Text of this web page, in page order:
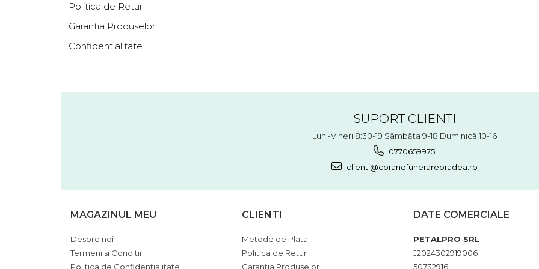
Politica de Retur
Garantia Produselor
Confidentialitate
SUPORT CLIENTI
Luni-Vineri 8:30-19 Sâmbăta 9-18 Duminică 10-16
0770659975
clienti@coranefunerareoradea.ro
MAGAZINUL MEU
Despre noi
Termeni si Conditii
Politica de Confidentialitate
CLIENTI
Metode de Plata
Politica de Retur
Garantia Produselor
DATE COMERCIALE
PETALPRO SRL
J2024302919006
50732916